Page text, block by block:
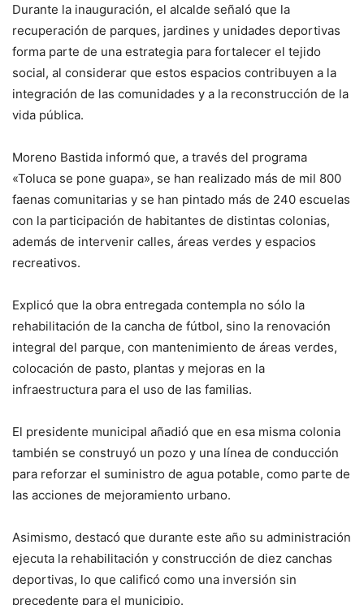
Durante la inauguración, el alcalde señaló que la
recuperación de parques, jardines y unidades deportivas
forma parte de una estrategia para fortalecer el tejido
social, al considerar que estos espacios contribuyen a la
integración de las comunidades y a la reconstrucción de la
vida pública.
Moreno Bastida informó que, a través del programa
«Toluca se pone guapa», se han realizado más de mil 800
faenas comunitarias y se han pintado más de 240 escuelas
con la participación de habitantes de distintas colonias,
además de intervenir calles, áreas verdes y espacios
recreativos.
Explicó que la obra entregada contempla no sólo la
rehabilitación de la cancha de fútbol, sino la renovación
integral del parque, con mantenimiento de áreas verdes,
colocación de pasto, plantas y mejoras en la
infraestructura para el uso de las familias.
El presidente municipal añadió que en esa misma colonia
también se construyó un pozo y una línea de conducción
para reforzar el suministro de agua potable, como parte de
las acciones de mejoramiento urbano.
Asimismo, destacó que durante este año su administración
ejecuta la rehabilitación y construcción de diez canchas
deportivas, lo que calificó como una inversión sin
precedente para el municipio.